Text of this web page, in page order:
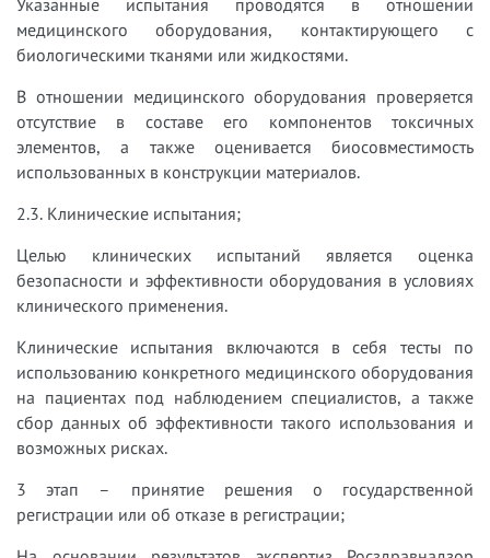
медицинского оборудования, контактирующего с
биологическими тканями или жидкостями.
В отношении медицинского оборудования проверяется
отсутствие в составе его компонентов токсичных
элементов, а также оценивается биосовместимость
использованных в конструкции материалов.
2.3. Клинические испытания;
Целью клинических испытаний является оценка
безопасности и эффективности оборудования в условиях
клинического применения.
Клинические испытания включаются в себя тесты по
использованию конкретного медицинского оборудования
на пациентах под наблюдением специалистов, а также
сбор данных об эффективности такого использования и
возможных рисках.
3 этап – принятие решения о государственной
регистрации или об отказе в регистрации;